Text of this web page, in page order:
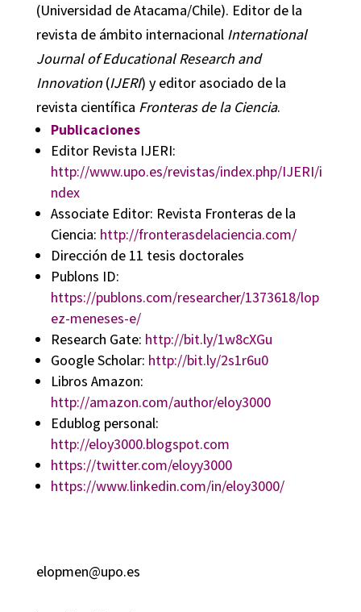
(Universidad de Atacama/Chile). Editor de la
revista de ámbito internacional International
Journal of Educational Research and
Innovation(IJERI) y editor asociado de la
revista científica Fronteras de la Ciencia.
Publicaciones
Editor Revista IJERI:
http://www.upo.es/revistas/index.php/IJERI/i
ndex
Associate Editor: Revista Fronteras de la
Ciencia: http://fronterasdelaciencia.com/
Dirección de 11 tesis doctorales
Publons ID:
https://publons.com/researcher/1373618/lop
ez-meneses-e/
Research Gate: http://bit.ly/1w8cXGu
Google Scholar: http://bit.ly/2s1r6u0
Libros Amazon:
http://amazon.com/author/eloy3000
Edublog personal:
http://eloy3000.blogspot.com
https://twitter.com/eloyy3000
https://www.linkedin.com/in/eloy3000/
elopmen@upo.es